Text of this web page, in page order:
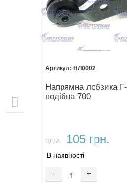
НЛ0002
Напрямна лобзика Г-
подібна 700
ЦІНА: 105 грн.
В наявності
- +